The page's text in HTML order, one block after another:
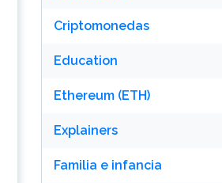
Criptomonedas
Education
Ethereum (ETH)
Explainers
Familia e infancia